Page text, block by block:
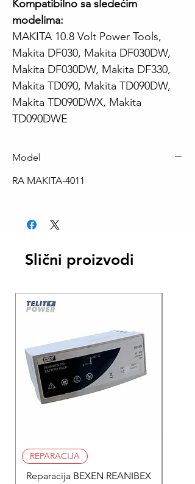
Kompatibilno sa sledećim
modelima:
MAKITA 10.8 Volt Power Tools,
Makita DF030, Makita DF030DW,
Makita DF030DW, Makita DF330,
Makita TD090, Makita TD090DW,
Makita TD090DWX, Makita
TD090DWE
Model
RA MAKITA-4011
Slični proizvodi
REPARACIJA
Reparacija BEXEN REANIBEX